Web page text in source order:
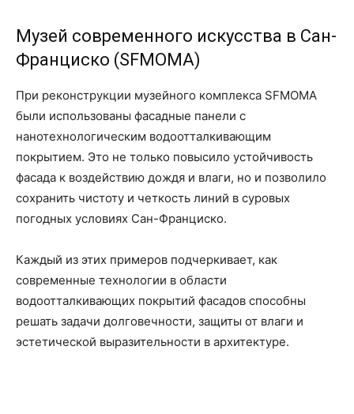
Музей современного искусства в Сан-
Франциско (SFMOMA)
При реконструкции музейного комплекса SFMOMA
были использованы фасадные панели с
нанотехнологическим водоотталкивающим
покрытием. Это не только повысило устойчивость
фасада к воздействию дождя и влаги, но и позволило
сохранить чистоту и четкость линий в суровых
погодных условиях Сан-Франциско.
Каждый из этих примеров подчеркивает, как
современные технологии в области
водоотталкивающих покрытий фасадов способны
решать задачи долговечности, защиты от влаги и
эстетической выразительности в архитектуре.